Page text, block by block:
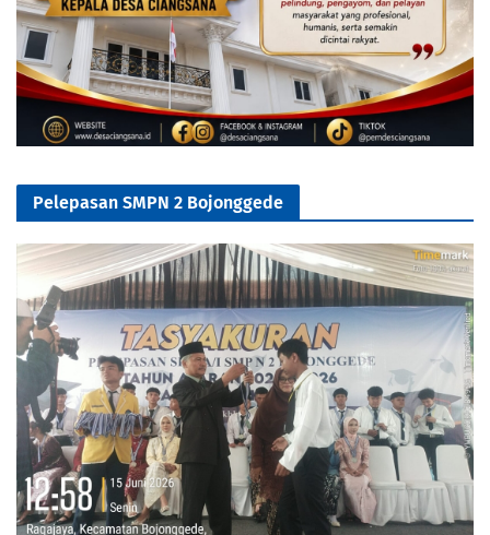
Pelepasan SMPN 2 Bojonggede